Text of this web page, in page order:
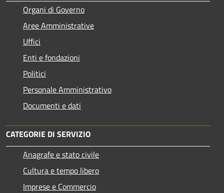
Organi di Governo
Aree Amministrative
Uffici
Enti e fondazioni
Politici
Personale Amministrativo
Documenti e dati
CATEGORIE DI SERVIZIO
Anagrafe e stato civile
Cultura e tempo libero
Imprese e Commercio